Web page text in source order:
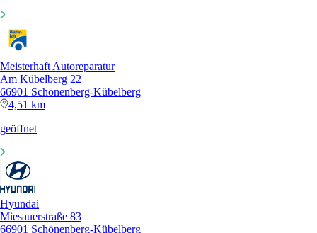
Meisterhaft Autoreparatur
Am Kübelberg 22
66901 Schönenberg-Kübelberg
4,51 km
geöffnet
Hyundai
Miesauerstraße 83
66901 Schönenberg-Kübelberg